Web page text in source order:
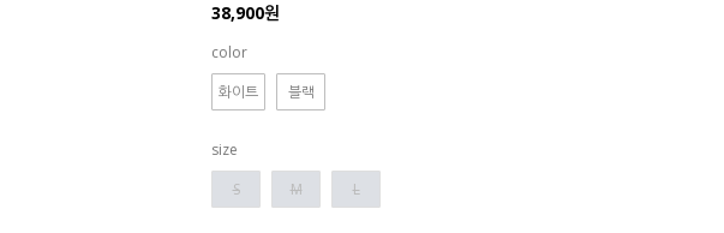
38,900원
color
화이트
블랙
size
S
M L